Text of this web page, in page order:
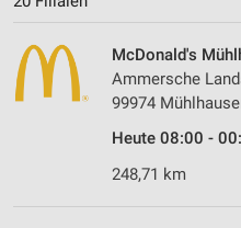
McDonald's
Ammersche
99974
Heute 08:00 -
248,71 km